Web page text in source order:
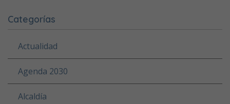
Categorías
Actualidad
Agenda 2030
Alcaldía